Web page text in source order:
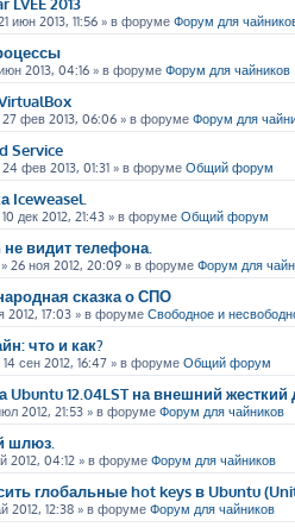
21 июн 2013, 11:56 » в форуме Форум для
2013, 04:16 » в форуме Форум для чайников
27 фев 2013, 06:06 » в форуме Форум для
Service
24 фев 2013, 01:31 » в форуме Общий форум
Iceweasel.
10 дек 2012, 21:43 » в форуме Общий форум
видит телефона.
» 26 ноя 2012, 20:09 » в форуме Форум для
сказка о СПО
2012, 17:03 » в форуме Свободное и
что и как?
14 сен 2012, 16:47 » в форуме Общий форум
Ubuntu 12.04LST на внешний жесткий
2012, 21:53 » в форуме Форум для чайников
шлюз.
2012, 04:12 » в форуме Форум для чайников
глобальные hot keys в Ubuntu
2012, 12:38 » в форуме Форум для чайников